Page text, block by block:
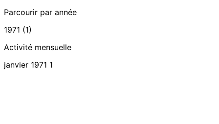
Parcourir par année
1971 (1)
Activité mensuelle
janvier 1971 1